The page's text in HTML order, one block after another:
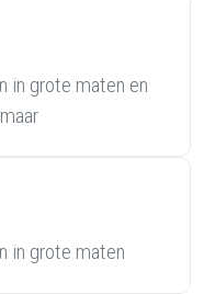
in grote maten en
in grote maten